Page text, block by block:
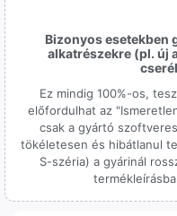
Bizonyos esetekben
alkatrészekre (pl. új
Ez mindig 100%-os,
előfordulhat az
csak a gyártó
tökéletesen és hibátlanul
S-széria) a gyárinál